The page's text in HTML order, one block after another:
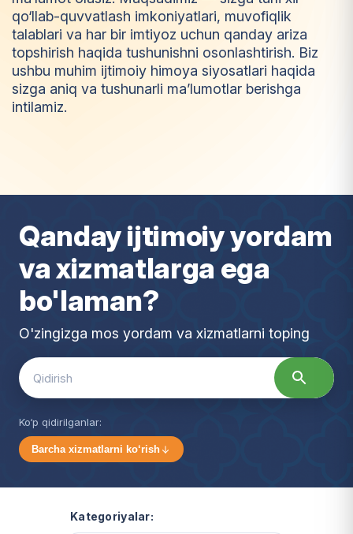
qo‘llab-quvvatlash imkoniyatlari, muvofiqlik
talablari va har bir imtiyoz uchun qanday ariza
topshirish haqida tushunishni osonlashtirish. Biz
ushbu muhim ijtimoiy himoya siyosatlari haqida
sizga aniq va tushunarli ma’lumotlar berishga
intilamiz.
mtiy oz
Qanday ijtimoiy yordam
va xizmatlarga ega
bo'laman?
O'zingizga mos yordam va xizmatlarni toping
Search
for:
Ko‘p qidirilganlar:
Barcha xizmatlarni ko‘rish
Kategoriyalar: